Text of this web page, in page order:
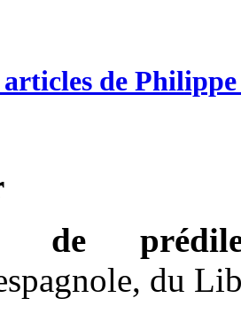
de
de
du